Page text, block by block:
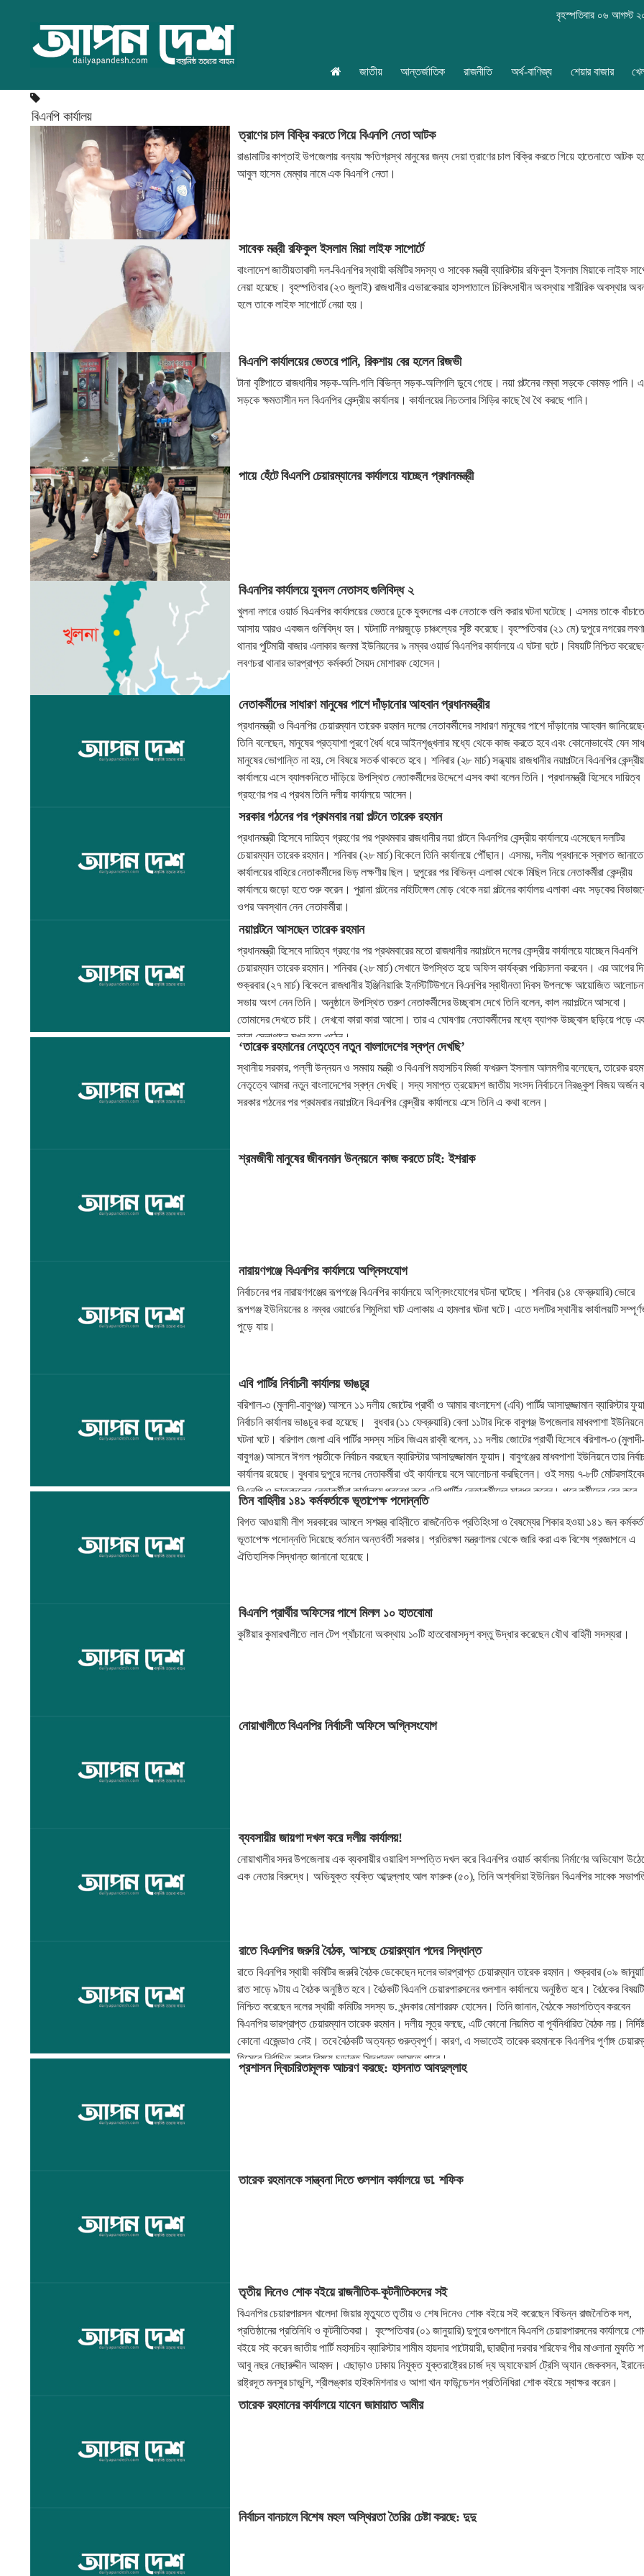
বৃহস্পতিবার ০৬ আগস্ট
জাতীয় আন্তর্জাতিক রাজনীতি অর্থ-বাণিজ্য শেয়ার বাজার
বিএনপি কার্যালয়
ত্রাণের চাল বিক্রি করতে গিয়ে বিএনপি নেতা আটক
রাঙামাটির কাপ্তাই উপজেলায় বন্যায় ক্ষতিগ্রস্থ মানুষের জন্য দেয়া ত্রাণের চাল বিক্রি করতে গিয়ে হাতেনাতে আটক
আবুল হাসেম মেম্বার নামে এক বিএনপি নেতা।
সাবেক মন্ত্রী রফিকুল ইসলাম মিয়া লাইফ সাপোর্টে
বাংলাদেশ জাতীয়তাবাদী দল-বিএনপির স্থায়ী কমিটির সদস্য ও সাবেক মন্ত্রী ব্যারিস্টার রফিকুল ইসলাম মিয়াকে লাইফ
নেয়া হয়েছে। বৃহস্পতিবার (২৩ জুলাই) রাজধানীর এভারকেয়ার হাসপাতালে চিকিৎসাধীন অবস্থায় শারীরিক অবস্থার
হলে তাকে লাইফ সাপোর্টে নেয়া হয়।
বিএনপি কার্যালয়ের ভেতরে পানি, রিকশায় বের হলেন রিজভী
টানা বৃষ্টিপাতে রাজধানীর সড়ক-অলি-গলি বিভিন্ন সড়ক-অলিগলি ডুবে গেছে। নয়া পল্টনের লম্বা সড়কে কোমড় পানি। এ
সড়কে ক্ষমতাসীন দল বিএনপির কেন্দ্রীয় কার্যালয়। কার্যালয়ের নিচতলার সিড়ির কাছে থৈ থৈ করছে পানি।
পায়ে হেঁটে বিএনপি চেয়ারম্যানের কার্যালয়ে যাচ্ছেন প্রধানমন্ত্রী
বিএনপির কার্যালয়ে যুবদল নেতাসহ গুলিবিদ্ধ ২
খুলনা নগরে ওয়ার্ড বিএনপির কার্যালয়ের ভেতরে ঢুকে যুবদলের এক নেতাকে গুলি করার ঘটনা ঘটেছে। এসময় তাকে
আসায় আরও একজন গুলিবিদ্ধ হন। ঘটনাটি নগরজুড়ে চাঞ্চল্যের সৃষ্টি করেছে। বৃহস্পতিবার (২১ মে) দুপুরে নগরের
থানার পুটিমারী বাজার এলাকার জলমা ইউনিয়নের ৯ নম্বর ওয়ার্ড বিএনপির কার্যালয়ে এ ঘটনা ঘটে। বিষয়টি নিশ্চিত
লবণচরা থানার ভারপ্রাপ্ত কর্মকর্তা সৈয়দ মোশারফ হোসেন।
নেতাকর্মীদের সাধারণ মানুষের পাশে দাঁড়ানোর আহবান প্রধানমন্ত্রীর
প্রধানমন্ত্রী ও বিএনপির চেয়ারম্যান তারেক রহমান দলের নেতাকর্মীদের সাধারণ মানুষের পাশে দাঁড়ানোর আহবান
তিনি বলেছেন, মানুষের প্রত্যাশা পূরণে ধৈর্য ধরে আইনশৃঙ্খলার মধ্যে থেকে কাজ করতে হবে এবং কোনোভাবেই যেন
মানুষের ভোগান্তি না হয়, সে বিষয়ে সতর্ক থাকতে হবে। শনিবার (২৮ মার্চ) সন্ধ্যায় রাজধানীর নয়াপল্টনে বিএনপির কেন্দ্রীয়
কার্যালয়ে এসে ব্যালকনিতে দাঁড়িয়ে উপস্থিত নেতাকর্মীদের উদ্দেশে এসব কথা বলেন তিনি। প্রধানমন্ত্রী হিসেবে দায়িত্ব
গ্রহণের পর এ প্রথম তিনি দলীয় কার্যালয়ে আসেন।
সরকার গঠনের পর প্রথমবার নয়া পল্টনে তারেক রহমান
প্রধানমন্ত্রী হিসেবে দায়িত্ব গ্রহণের পর প্রথমবার রাজধানীর নয়া পল্টনে বিএনপির কেন্দ্রীয় কার্যালয়ে এসেছেন দলটির
চেয়ারম্যান তারেক রহমান। শনিবার (২৮ মার্চ) বিকেলে তিনি কার্যালয়ে পৌঁছান। এসময়, দলীয় প্রধানকে স্বাগত জানাতে
কার্যালয়ের বাহিরে নেতাকর্মীদের ভিড় লক্ষণীয় ছিল। দুপুরের পর বিভিন্ন এলাকা থেকে মিছিল নিয়ে নেতাকর্মীরা কেন্দ্রীয়
কার্যালয়ে জড়ো হতে শুরু করেন। পুরানা পল্টনের নাইটিঙ্গেল মোড় থেকে নয়া পল্টনের কার্যালয় এলাকা এবং সড়কের
ওপর অবস্থান নেন নেতাকর্মীরা।
নয়াপল্টনে আসছেন তারেক রহমান
প্রধানমন্ত্রী হিসেবে দায়িত্ব গ্রহণের পর প্রথমবারের মতো রাজধানীর নয়াপল্টনে দলের কেন্দ্রীয় কার্যালয়ে যাচ্ছেন বিএনপি
চেয়ারম্যান তারেক রহমান। শনিবার (২৮ মার্চ) সেখানে উপস্থিত হয়ে অফিস কার্যক্রম পরিচালনা করবেন। এর আগের
শুক্রবার (২৭ মার্চ) বিকেলে রাজধানীর ইঞ্জিনিয়ারিং ইনস্টিটিউশনে বিএনপির স্বাধীনতা দিবস উপলক্ষে আয়োজিত
সভায় অংশ নেন তিনি। অনুষ্ঠানে উপস্থিত তরুণ নেতাকর্মীদের উচ্ছ্বাস দেখে তিনি বলেন, কাল নয়াপল্টনে আসবো।
তোমাদের দেখতে চাই। দেখবো কারা কারা আসো। তার এ ঘোষণায় নেতাকর্মীদের মধ্যে ব্যাপক উচ্ছ্বাস ছড়িয়ে পড়ে
তারা স্লোগানে মুখর হয়ে ওঠেন।
‘তারেক রহমানের নেতৃত্বে নতুন বাংলাদেশের স্বপ্ন দেখছি’
স্থানীয় সরকার, পল্লী উন্নয়ন ও সমবায় মন্ত্রী ও বিএনপি মহাসচিব মির্জা ফখরুল ইসলাম আলমগীর বলেছেন, তারেক
নেতৃত্বে আমরা নতুন বাংলাদেশের স্বপ্ন দেখছি। সদ্য সমাপ্ত ত্রয়োদশ জাতীয় সংসদ নির্বাচনে নিরঙ্কুশ বিজয় অর্জন
সরকার গঠনের পর প্রথমবার নয়াপল্টনে বিএনপির কেন্দ্রীয় কার্যালয়ে এসে তিনি এ কথা বলেন।
শ্রমজীবী মানুষের জীবনমান উন্নয়নে কাজ করতে চাই: ইশরাক
নারায়ণগঞ্জে বিএনপির কার্যালয়ে অগ্নিসংযোগ
নির্বাচনের পর নারায়ণগঞ্জের রূপগঞ্জে বিএনপির কার্যালয়ে অগ্নিসংযোগের ঘটনা ঘটেছে। শনিবার (১৪ ফেব্রুয়ারি) ভোরে
রূপগঞ্জ ইউনিয়নের ৪ নম্বর ওয়ার্ডের শিমুলিয়া ঘাট এলাকায় এ হামলার ঘটনা ঘটে। এতে দলটির স্থানীয় কার্যালয়টি
পুড়ে যায়।
এবি পার্টির নির্বাচনী কার্যালয় ভাঙচুর
বরিশাল-৩ (মুলাদী-বাবুগঞ্জ) আসনে ১১ দলীয় জোটের প্রার্থী ও আমার বাংলাদেশ (এবি) পার্টির আসাদুজ্জামান ব্যারিস্টার
নির্বাচনি কার্যালয় ভাঙচুর করা হয়েছে। বুধবার (১১ ফেব্রুয়ারি) বেলা ১১টার দিকে বাবুগঞ্জ উপজেলার মাধবপাশা
ঘটনা ঘটে। বরিশাল জেলা এবি পার্টির সদস্য সচিব জিএম রাব্বী বলেন, ১১ দলীয় জোটের প্রার্থী হিসেবে বরিশাল-৩ (মুলাদী-
বাবুগঞ্জ) আসনে ঈগল প্রতীকে নির্বাচন করছেন ব্যারিস্টার আসাদুজ্জামান ফুয়াদ। বাবুগঞ্জের মাধবপাশা ইউনিয়নে তার
কার্যালয় রয়েছে। বুধবার দুপুরে দলের নেতাকর্মীরা ওই কার্যালয়ে বসে আলোচনা করছিলেন। ওই সময় ৭-৮টি
বিএনপি ও ছাত্রদলের নেতাকর্মীরা কার্যালয়ে প্রবেশ করে এবি পার্টির নেতাকর্মীদের মারধর করেন। পরে কর্মীদের বের করে
কার্যালয় ভাঙচুর করেন তারা।‎
তিন বাহিনীর ১৪১ কর্মকর্তাকে ভূতাপেক্ষ পদোন্নতি
বিগত আওয়ামী লীগ সরকারের আমলে সশস্ত্র বাহিনীতে রাজনৈতিক প্রতিহিংসা ও বৈষম্যের শিকার হওয়া ১৪১ জন
ভূতাপেক্ষ পদোন্নতি দিয়েছে বর্তমান অন্তর্বর্তী সরকার। প্রতিরক্ষা মন্ত্রণালয় থেকে জারি করা এক বিশেষ প্রজ্ঞাপনে এ
ঐতিহাসিক সিদ্ধান্ত জানানো হয়েছে।
বিএনপি প্রার্থীর অফিসের পাশে মিলল ১০ হাতবোমা
কুষ্টিয়ার কুমারখালীতে লাল টেপ প্যাঁচানো অবস্থায় ১০টি হাতবোমাসদৃশ বস্তু উদ্ধার করেছেন যৌথ বাহিনী সদস্যরা।
নোয়াখালীতে বিএনপির নির্বাচনী অফিসে অগ্নিসংযোগ
ব্যবসায়ীর জায়গা দখল করে দলীয় কার্যালয়!
নোয়াখালীর সদর উপজেলায় এক ব্যবসায়ীর ওয়ারিশ সম্পত্তি দখল করে বিএনপির ওয়ার্ড কার্যালয় নির্মাণের অভিযোগ
এক নেতার বিরুদ্ধে। অভিযুক্ত ব্যক্তি আব্দুল্লাহ আল ফারুক (৫০), তিনি অশ্বদিয়া ইউনিয়ন বিএনপির সাবেক
রাতে বিএনপির জরুরি বৈঠক, আসছে চেয়ারম্যান পদের সিদ্ধান্ত
রাতে বিএনপির স্থায়ী কমিটির জরুরি বৈঠক ডেকেছেন দলের ভারপ্রাপ্ত চেয়ারম্যান তারেক রহমান। শুক্রবার (০৯
রাত সাড়ে ৯টায় এ বৈঠক অনুষ্ঠিত হবে। বৈঠকটি বিএনপি চেয়ারপারসনের গুলশান কার্যালয়ে অনুষ্ঠিত হবে। বৈঠকের বিষয়টি
নিশ্চিত করেছেন দলের স্থায়ী কমিটির সদস্য ড. খন্দকার মোশাররফ হোসেন। তিনি জানান, বৈঠকে সভাপতিত্ব করবেন
বিএনপির ভারপ্রাপ্ত চেয়ারম্যান তারেক রহমান। দলীয় সূত্র বলছে, এটি কোনো নিয়মিত বা পূর্বনির্ধারিত বৈঠক নয়।
কোনো এজেন্ডাও নেই। তবে বৈঠকটি অত্যন্ত গুরুত্বপূর্ণ। কারণ, এ সভাতেই তারেক রহমানকে বিএনপির পূর্ণাঙ্গ
হিসেবে নির্বাচিত করার বিষয়ে চূড়ান্ত সিদ্ধান্ত আসতে পারে।
প্রশাসন দ্বিচারিতামূলক আচরণ করছে: হাসনাত আবদুল্লাহ
তারেক রহমানকে সান্ত্বনা দিতে গুলশান কার্যালয়ে ডা. শফিক
তৃতীয় দিনেও শোক বইয়ে রাজনীতিক-কূটনীতিকদের সই
বিএনপির চেয়ারপারসন খালেদা জিয়ার মৃত্যুতে তৃতীয় ও শেষ দিনেও শোক বইয়ে সই করেছেন বিভিন্ন রাজনৈতিক দল,
প্রতিষ্ঠানের প্রতিনিধি ও কূটনীতিকরা। বৃহস্পতিবার (০১ জানুয়ারি) দুপুরে গুলশানে বিএনপি চেয়ারপারসনের কার্যালয়ে
বইয়ে সই করেন জাতীয় পার্টি মহাসচিব ব্যারিস্টার শামীম হায়দার পাটোয়ারী, ছারছীনা দরবার শরিফের পীর মাওলানা মুফতি
আবু নছর নেছারুদ্দীন আহমদ। এছাড়াও ঢাকায় নিযুক্ত যুক্তরাষ্ট্রের চার্জ দ্য অ্যাফেয়ার্স ট্রেসি অ্যান জেকবসন,
রাষ্ট্রদূত মনসুর চাভুশি, শ্রীলঙ্কার হাইকমিশনার ও আগা খান ফাউন্ডেশন প্রতিনিধিরা শোক বইয়ে স্বাক্ষর করেন।
তারেক রহমানের কার্যালয়ে যাবেন জামায়াত আমীর
নির্বাচন বানচালে বিশেষ মহল অস্থিরতা তৈরির চেষ্টা করছে: দুদু